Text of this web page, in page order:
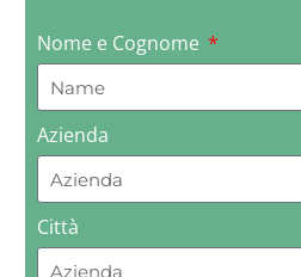
Nome e Cognome
Azienda
Città